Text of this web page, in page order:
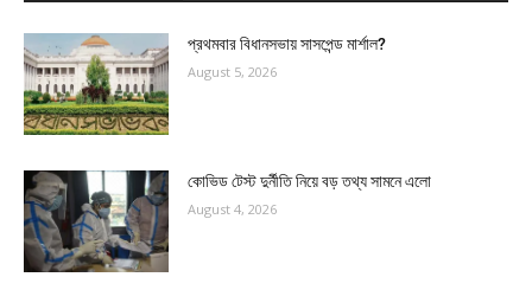
প্রথমবার বিধানসভায় সাসপেন্ড মার্শাল?
August 5, 2026
কোভিড টেস্ট দুর্নীতি নিয়ে বড় তথ্য সামনে এলো
August 4, 2026